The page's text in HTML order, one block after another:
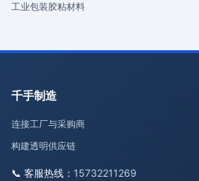
工业包装胶粘材料
千手制造
连接工厂与采购商
构建透明供应链
📞 客服热线： 15732211269